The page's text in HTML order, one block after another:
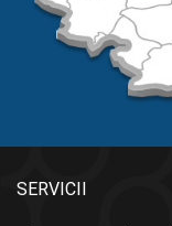
SERVICII